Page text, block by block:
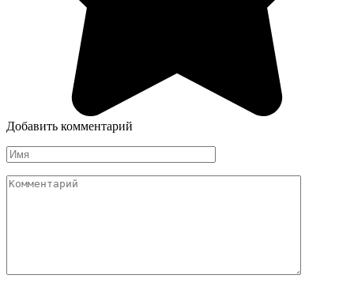
Добавить комментарий
Имя
Комментарий